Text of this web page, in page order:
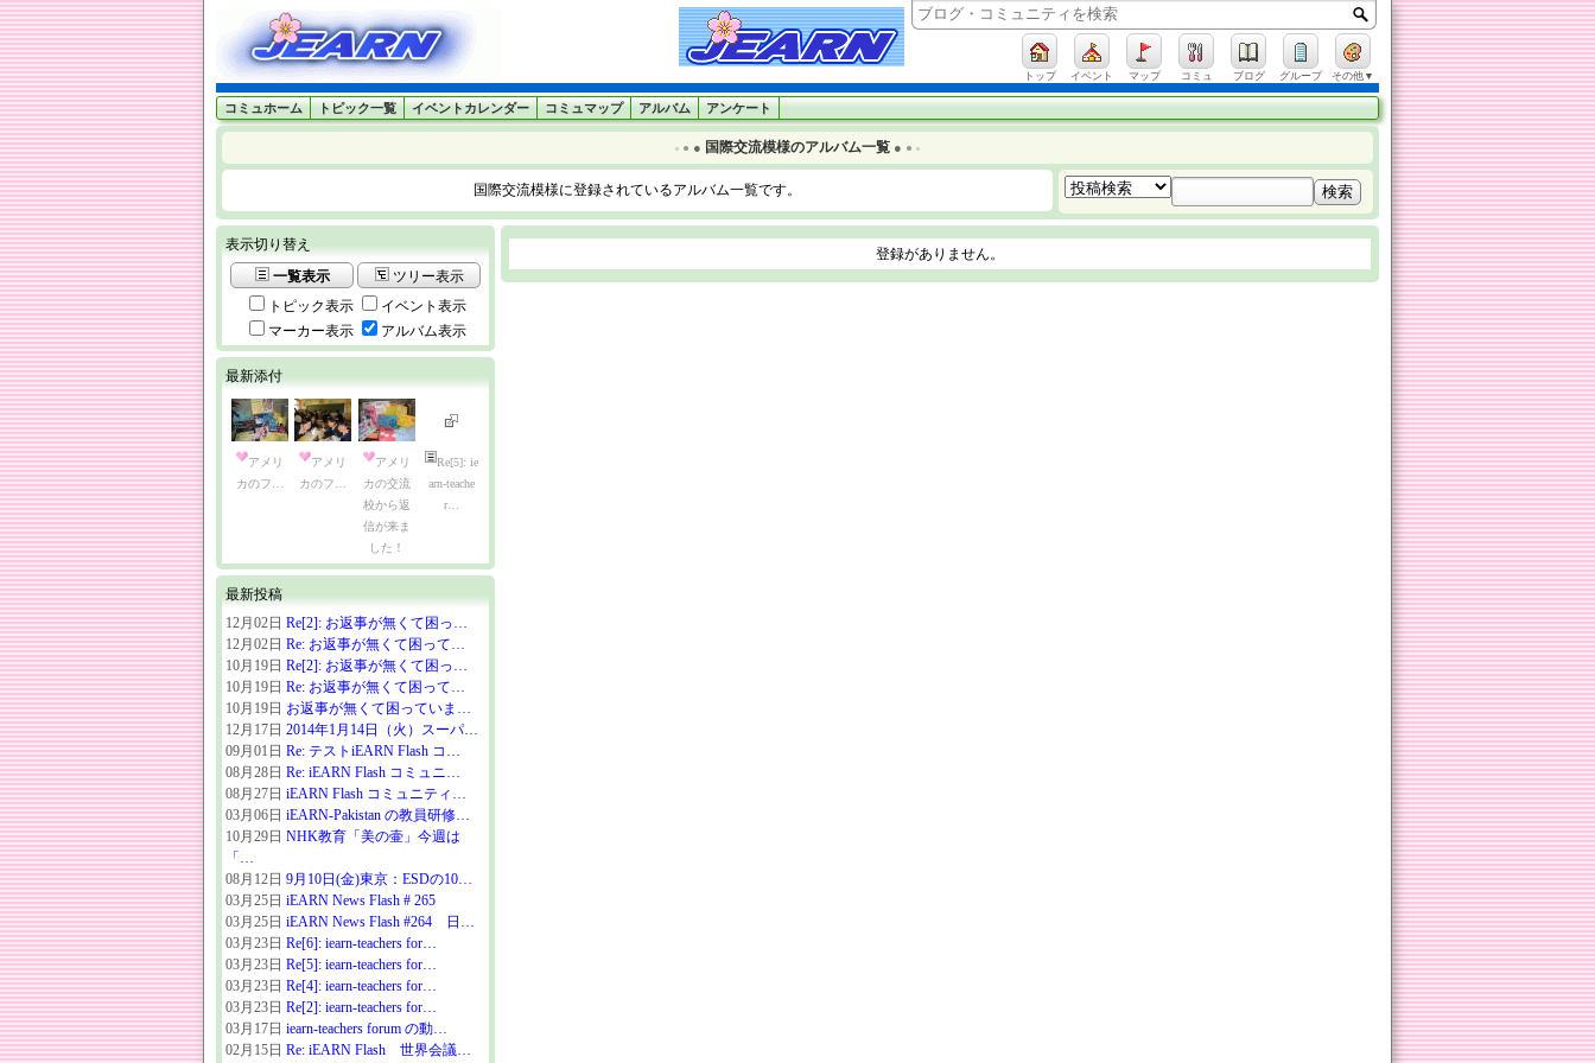
トップ イベント マップ コミュ ブログ グループ その他▼
コミュホーム トピック一覧 イベントカレンダー コミュマップ アルバム アンケート
● ● ● 国際交流模様のアルバム一覧 ● ● ●
国際交流模様に登録されているアルバム一覧です。
表示切り替え
一覧表示
ツリー表示
トピック表示
イベント表示
マーカー表示
アルバム表示
最新添付
アメリ
カのフ…
アメリ
カのフ…
アメリ
カの交流
校から返
信が来ま
した！
Re[5]: ie
arn-teache
r…
最新投稿
12月02日 Re[2]: お返事が無くて困っ…
12月02日 Re: お返事が無くて困って…
10月19日 Re[2]: お返事が無くて困っ…
10月19日 Re: お返事が無くて困って…
10月19日 お返事が無くて困っていま…
12月17日 2014年1月14日（火）スーパ…
09月01日 Re: テストiEARN Flash コ…
08月28日 Re: iEARN Flash コミュニ…
08月27日 iEARN Flash コミュニティ…
03月06日 iEARN-Pakistan の教員研修…
10月29日 NHK教育「美の壷」今週は
「…
08月12日 9月10日(金)東京：ESDの10…
03月25日 iEARN News Flash # 265
03月25日 iEARN News Flash #264 日…
03月23日 Re[6]: iearn-teachers for…
03月23日 Re[5]: iearn-teachers for…
03月23日 Re[4]: iearn-teachers for…
03月23日 Re[2]: iearn-teachers for…
03月17日 iearn-teachers forum の動…
02月15日 Re: iEARN Flash 世界会議…
登録がありません。